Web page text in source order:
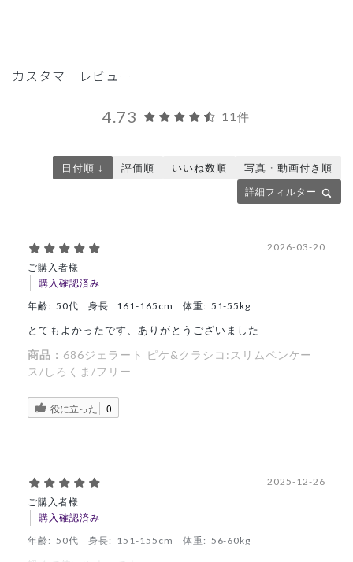
カスタマーレビュー
4.73 11件
詳細フィルター
日付順 ↓ 評価順 いいね数順 写真・動画付き順
ご購入者様
購入確認済み
2026-03-20
年齢: 50代 身長: 161-165cm 体重: 51-55kg
とてもよかったです、ありがとうございました
商品： 686ジェラート ピケ&クラシコ:スリムペンケー
ス/しろくま/フリー
役に立った 0
ご購入者様
購入確認済み
2025-12-26
年齢: 50代 身長: 151-155cm 体重: 56-60kg